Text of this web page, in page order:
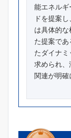
能エネル
ドを提案
は具体的
た提案で
たダイナ
求められ
関連が明確